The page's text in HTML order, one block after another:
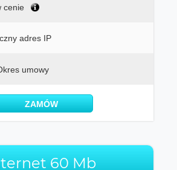
cenie
adres IP
umowy
ZAMÓW
60 Mb